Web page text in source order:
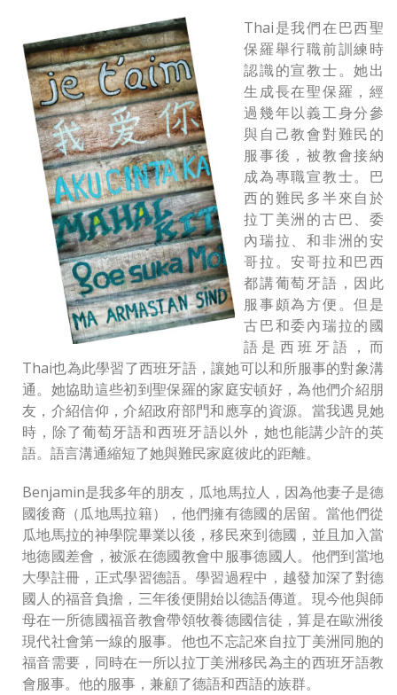
Thai是我們在巴西聖
保羅舉行職前訓練時
認識的宣教士。她出
生成長在聖保羅，經
過幾年以義工身分參
與自己教會對難民的
服事後，被教會接納
成為專職宣教士。巴
西的難民多半來自於
拉丁美洲的古巴、委
內瑞拉、和非洲的安
哥拉。安哥拉和巴西
都講葡萄牙語，因此
服事頗為方便。但是
古巴和委內瑞拉的國
語是西班牙語，而
Thai也為此學習了西班牙語，讓她可以和所服事的對象溝
通。她協助這些初到聖保羅的家庭安頓好，為他們介紹朋
友，介紹信仰，介紹政府部門和應享的資源。當我遇見她
時，除了葡萄牙語和西班牙語以外，她也能講少許的英
語。語言溝通縮短了她與難民家庭彼此的距離。
Benjamin是我多年的朋友，瓜地馬拉人，因為他妻子是德
國後裔（瓜地馬拉籍），他們擁有德國的居留。當他們從
瓜地馬拉的神學院畢業以後，移民來到德國，並且加入當
地德國差會，被派在德國教會中服事德國人。他們到當地
大學註冊，正式學習德語。學習過程中，越發加深了對德
國人的福音負擔，三年後便開始以德語傳道。現今他與師
母在一所德國福音教會帶領牧養德國信徒，算是在歐洲後
現代社會第一線的服事。他也不忘記來自拉丁美洲同胞的
福音需要，同時在一所以拉丁美洲移民為主的西班牙語教
會服事。他的服事，兼顧了德語和西語的族群。